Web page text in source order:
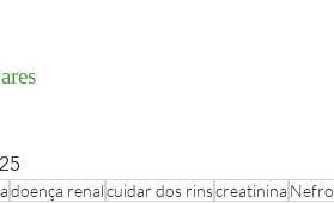
doença renalcuidar dos rinscreatinina